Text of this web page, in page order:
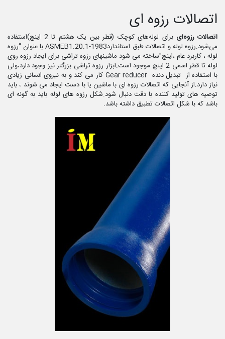
اتصالات رزوه ای
اتصالات رزوه‌ای
برای لوله‌های کوچک (قطر بین یک هشتم تا 2 اینچ)استفاده
می‌شود.رزوه لوله و اتصالات طبق استانداردASMEB1.20.1-1983 با عنوان “رزوه
لوله ، کاربرد عام ،اینچ”ساخته می شود.ماشینهای رزوه تراشی برای ایجاد رزوه روی
لوله تا قطر اسمی 2 اینچ موجود است.ابزار رزوه تراشی بزرگتر نیز وجود دارد،ولی
با استفاده از تبدیل دنده Gear reducer کار می کند و به نیروی انسانی زیادی
نیاز دارد.از آنجایی که اتصالات رزوه ای با ماشین یا با دست ایجاد می شوند ، باید
توصیه های تولید کننده با دقت دنبال شود.شکل رزوه های لوله باید به گونه ای
باشد که با شکل اتصالات تطبیق داشته باشد.